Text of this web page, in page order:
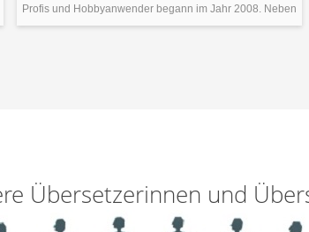
Profis und Hobbyanwender begann im Jahr 2008. Neben
der Übersetzung von Verpackungsetiketten,
Übersetzerinnen und